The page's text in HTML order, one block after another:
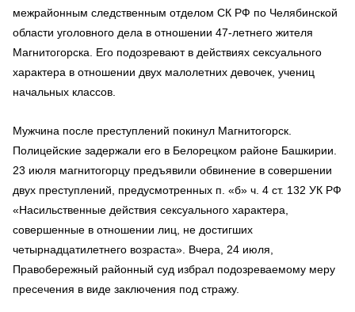
межрайонным следственным отделом СК РФ по Челябинской
области уголовного дела в отношении 47-летнего жителя
Магнитогорска. Его подозревают в действиях сексуального
характера в отношении двух малолетних девочек, учениц
начальных классов.
Мужчина после преступлений покинул Магнитогорск.
Полицейские задержали его в Белорецком районе Башкирии.
23 июля магнитогорцу предъявили обвинение в совершении
двух преступлений, предусмотренных п. «б» ч. 4 ст. 132 УК РФ
«Насильственные действия сексуального характера,
совершенные в отношении лиц, не достигших
четырнадцатилетнего возраста». Вчера, 24 июля,
Правобережный районный суд избрал подозреваемому меру
пресечения в виде заключения под стражу.